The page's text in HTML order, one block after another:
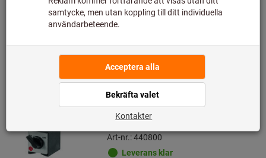
Gå till varianter
Hydrauliskt magnetmätstativ
HG
Art-nr.: 440800
Leverans klar